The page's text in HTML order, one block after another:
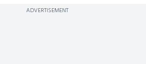
ADVERTISEMENT